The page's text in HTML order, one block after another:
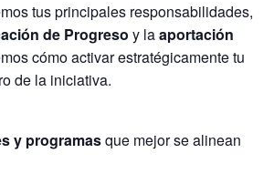
tus principales responsabilidades,
de Progreso y laaportación
cómo activar estratégicamente tu
de la iniciativa.
y programasque mejor se alinean